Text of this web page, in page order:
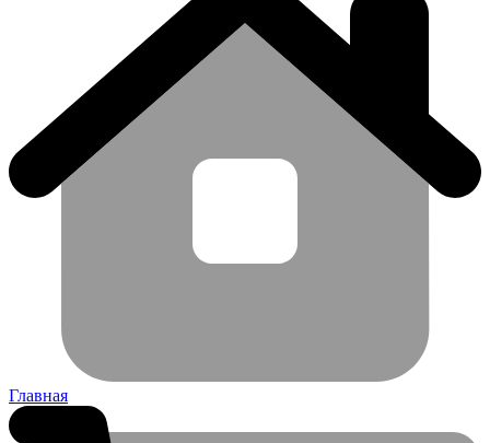
Главная